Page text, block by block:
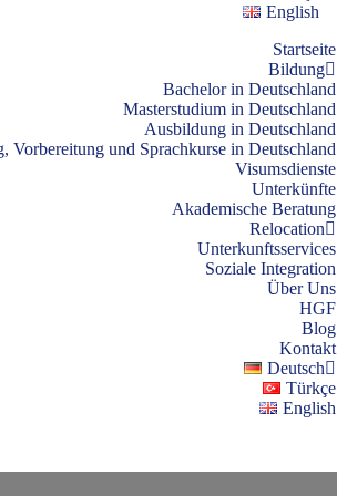
English
Startseite
Bildung
Bachelor in Deutschland
Masterstudium in Deutschland
Ausbildung in Deutschland
Vorbereitung und Sprachkurse in Deutschland
Visumsdienste
Unterkünfte
Akademische Beratung
Relocation
Unterkunftsservices
Soziale Integration
Über Uns
HGF
Blog
Kontakt
Deutsch
Türkçe
English